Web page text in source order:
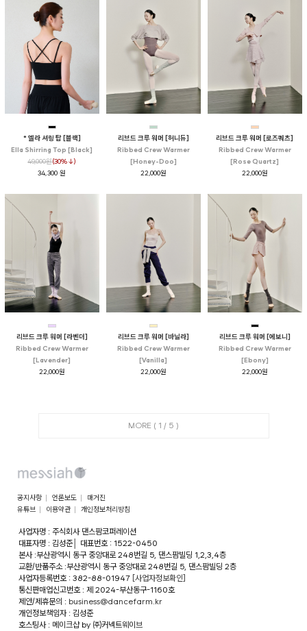
* 엘라 셔링 탑 [블랙]
Ella Shirring Top [Black]
49,000원(30%↓)
34,300 원
리브드 크루 워머 [허니듀]
Ribbed Crew Warmer
[Honey-Doo]
22,000원
리브드 크루 워머 [로즈쿼츠]
Ribbed Crew Warmer
[Rose Quartz]
22,000원
리브드 크루 워머 [라벤더]
Ribbed Crew Warmer
[Lavender]
22,000원
리브드 크루 워머 [바닐라]
Ribbed Crew Warmer
[Vanilla]
22,000원
리브드 크루 워머 [에보니]
Ribbed Crew Warmer
[Ebony]
22,000원
MORE ( 1 / 5 )
공지사항 언론보도
매거진
유튜브
이용약관 개인정보처리방침
사업자명 : 주식회사 댄스팜코퍼레이션
대표자명 : 김성준│
대표번호 : 1522-0450
본사 :부산광역시 동구 중앙대로 248번길 5, 댄스팜빌딩 1,2,3,4층
교환/반품주소 :부산광역시 동구 중앙대로 248번길 5, 댄스팜빌딩 2층
사업자등록번호 : 382-88-01947 [사업자정보확인]
통신판매업신고번호 : 제 2024-부산동구-1160호
제안/제휴문의 : business@dancefarm.kr
개인정보책임자 : 김성준
호스팅사 : 메이크샵 by ㈜커넥트웨이브